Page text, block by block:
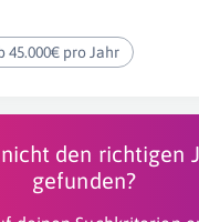
45.000€ pro Jahr
den richtigen
gefunden?